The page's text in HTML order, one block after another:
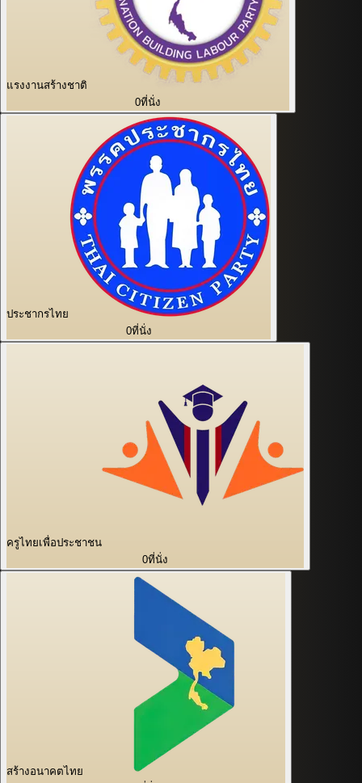
แรงงานสร้างชาติ
0ที่นั่ง
ประชากรไทย
0ที่นั่ง
ครูไทยเพื่อประชาชน
0ที่นั่ง
สร้างอนาคตไทย